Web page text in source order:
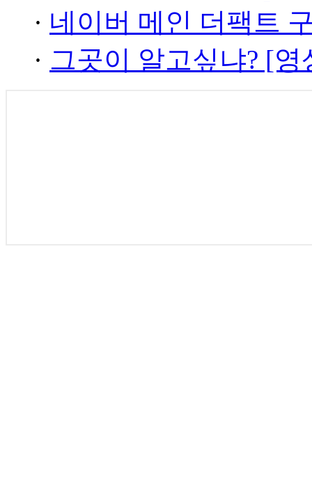
· 네이버 메인 더팩트
· 그곳이 알고싶냐? [